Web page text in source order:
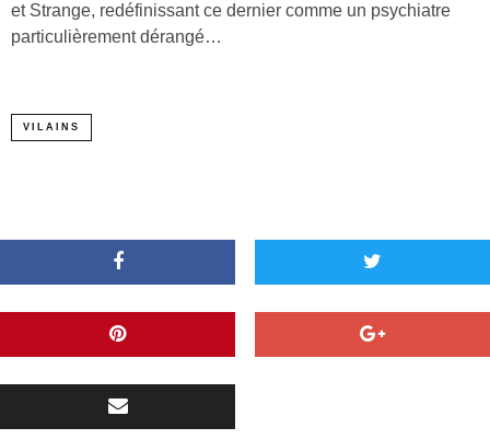
et Strange, redéfinissant ce dernier comme un psychiatre
particulièrement dérangé…
VILAINS